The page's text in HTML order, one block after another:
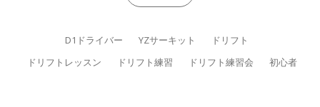
Tags,
D1ドライバー YZサーキット
ドリフト
ドリフトレッスン
ドリフト練習 ドリフト練習会 初心者